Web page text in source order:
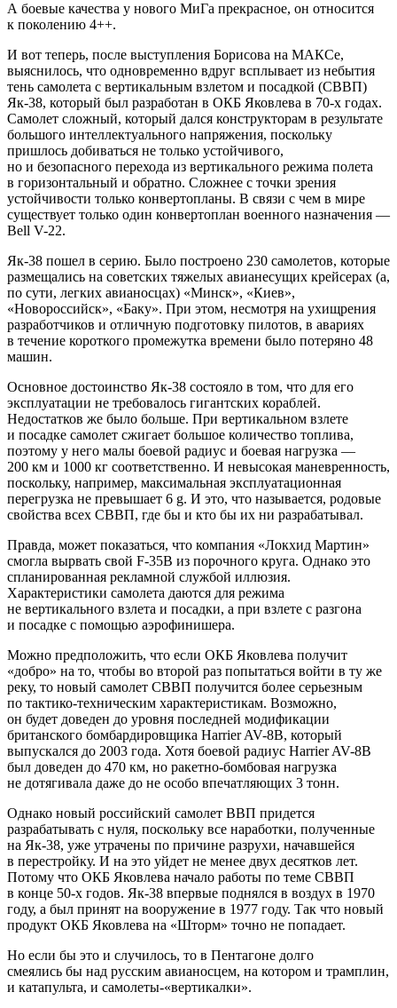
А боевые качества у нового МиГа прекрасное, он относится
к поколению 4++.
И вот теперь, после выступления Борисова на МАКСе,
выяснилось, что одновременно вдруг всплывает из небытия
тень самолета с вертикальным взлетом и посадкой (СВВП)
Як-38, который был разработан в ОКБ Яковлева в 70-х годах.
Самолет сложный, который дался конструкторам в результате
большого интеллектуального напряжения, поскольку
пришлось добиваться не только устойчивого,
но и безопасного перехода из вертикального режима полета
в горизонтальный и обратно. Сложнее с точки зрения
устойчивости только конвертопланы. В связи с чем в мире
существует только один конвертоплан военного назначения —
Bell V-22.
Як-38 пошел в серию. Было построено 230 самолетов, которые
размещались на советских тяжелых авианесущих крейсерах (а,
по сути, легких авианосцах) «Минск», «Киев»,
«Новороссийск», «Баку». При этом, несмотря на ухищрения
разработчиков и отличную подготовку пилотов, в авариях
в течение короткого промежутка времени было потеряно 48
машин.
Основное достоинство Як-38 состояло в том, что для его
эксплуатации не требовалось гигантских кораблей.
Недостатков же было больше. При вертикальном взлете
и посадке самолет сжигает большое количество топлива,
поэтому у него малы боевой радиус и боевая нагрузка —
200 км и 1000 кг соответственно. И невысокая маневренность,
поскольку, например, максимальная эксплуатационная
перегрузка не превышает 6 g. И это, что называется, родовые
свойства всех СВВП, где бы и кто бы их ни разрабатывал.
Правда, может показаться, что компания «Локхид Мартин»
смогла вырвать свой F-35B из порочного круга. Однако это
спланированная рекламной службой иллюзия.
Характеристики самолета даются для режима
не вертикального взлета и посадки, а при взлете с разгона
и посадке с помощью аэрофинишера.
Можно предположить, что если ОКБ Яковлева получит
«добро» на то, чтобы во второй раз попытаться войти в ту же
реку, то новый самолет СВВП получится более серьезным
по тактико-техническим характеристикам. Возможно,
он будет доведен до уровня последней модификации
британского бомбардировщика Harrier AV-8B, который
выпускался до 2003 года. Хотя боевой радиус Harrier AV-8B
был доведен до 470 км, но ракетно-бомбовая нагрузка
не дотягивала даже до не особо впечатляющих 3 тонн.
Однако новый российский самолет ВВП придется
разрабатывать с нуля, поскольку все наработки, полученные
на Як-38, уже утрачены по причине разрухи, начавшейся
в перестройку. И на это уйдет не менее двух десятков лет.
Потому что ОКБ Яковлева начало работы по теме СВВП
в конце 50-х годов. Як-38 впервые поднялся в воздух в 1970
году, а был принят на вооружение в 1977 году. Так что новый
продукт ОКБ Яковлева на «Шторм» точно не попадает.
Но если бы это и случилось, то в Пентагоне долго
смеялись бы над русским авианосцем, на котором и трамплин,
и катапульта, и самолеты-«вертикалки».